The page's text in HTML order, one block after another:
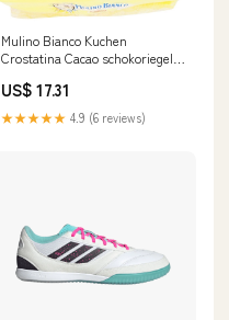
Mulino Bianco Kuchen
Crostatina Cacao schokoriegel
40gr Original italienisch
Millefoglie
US$ 17.31
★★★★★ 4.9 (6 reviews)